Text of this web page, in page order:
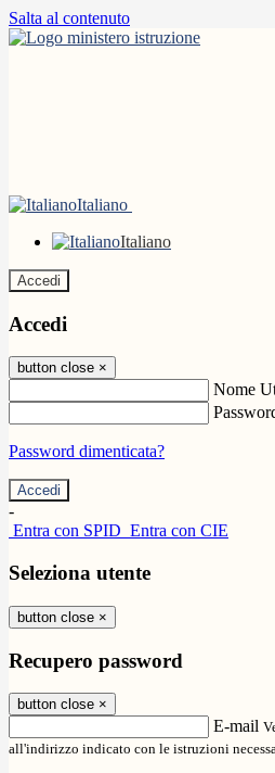
Salta al contenuto
Italiano
Italiano
Accedi
Accedi
button close ×
Nome
Password dimenticata?
-
Entra con SPID Entra con CIE
Seleziona utente
button close ×
Recupero password
button close ×
E-mail
all'indirizzo indicato con le istruzioni